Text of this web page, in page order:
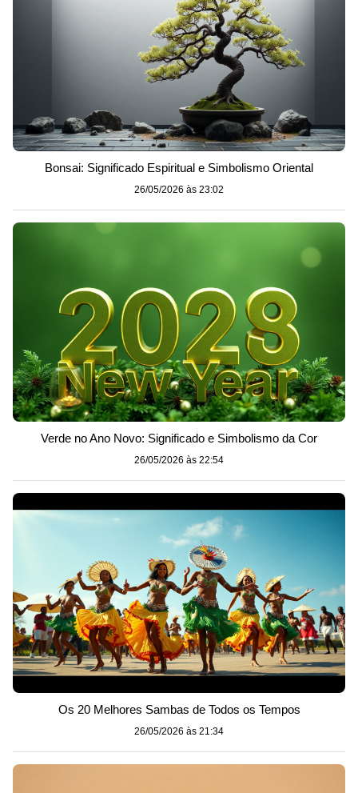
Bonsai: Significado Espiritual e Simbolismo Oriental
26/05/2026 às 23:02
Verde no Ano Novo: Significado e Simbolismo da Cor
26/05/2026 às 22:54
Os 20 Melhores Sambas de Todos os Tempos
26/05/2026 às 21:34